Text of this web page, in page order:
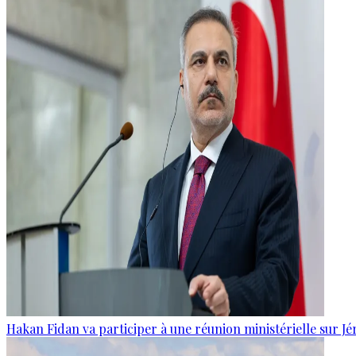
Hakan Fidan va participer à une réunion ministérielle sur